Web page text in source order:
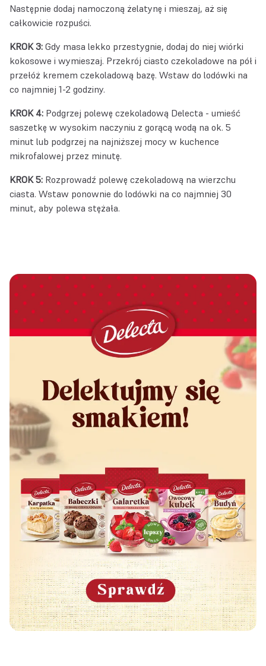
Następnie dodaj namoczoną żelatynę i mieszaj, aż się
całkowicie rozpuści.
KROK 3: Gdy masa lekko przestygnie, dodaj do niej wiórki
kokosowe i wymieszaj. Przekrój ciasto czekoladowe na pół i
przełóż kremem czekoladową bazę. Wstaw do lodówki na
co najmniej 1-2 godziny.
KROK 4: Podgrzej polewę czekoladową Delecta - umieść
saszetkę w wysokim naczyniu z gorącą wodą na ok. 5
minut lub podgrzej na najniższej mocy w kuchence
mikrofalowej przez minutę.
KROK 5: Rozprowadź polewę czekoladową na wierzchu
ciasta. Wstaw ponownie do lodówki na co najmniej 30
minut, aby polewa stężała.